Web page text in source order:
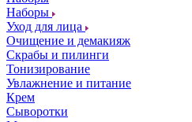
Наборы
Уход для лица
Очищение и демакияж
Скрабы и пилинги
Тонизирование
Увлажнение и питание
Крем
Сыворотки